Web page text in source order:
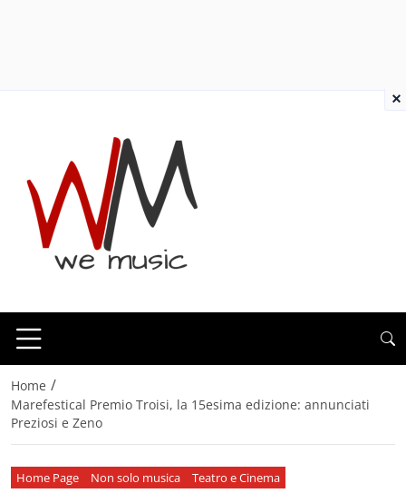
Home /
Marefestical Premio Troisi, la 15esima edizione: annunciati
Preziosi e Zeno
Home Page Non solo musica Teatro e Cinema
×